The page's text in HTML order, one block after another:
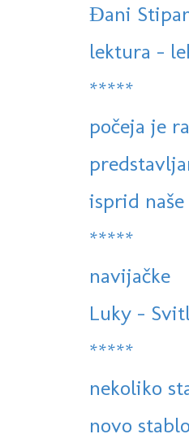
Đani
lektura -
*****
počeja je
isprid naše
*****
navijačke
Luky -
*****
nekoliko
novo